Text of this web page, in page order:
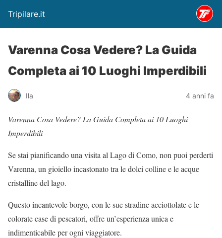
Tripilare.it
Varenna Cosa Vedere? La Guida
Completa ai 10 Luoghi Imperdibili
Ila 4 anni fa
Varenna Cosa Vedere? La Guida Completa ai 10 Luoghi
Imperdibili
Se stai pianificando una visita al Lago di Como, non puoi perderti
Varenna, un gioiello incastonato tra le dolci colline e le acque
cristalline del lago.
Questo incantevole borgo, con le sue stradine acciottolate e le
colorate case di pescatori, offre un’esperienza unica e
indimenticabile per ogni viaggiatore.